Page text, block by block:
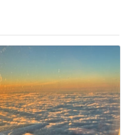
む
刊さんまとマツコ」先週に引
ログ Powered by Ameba 5日前